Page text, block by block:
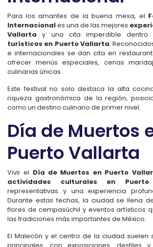
Para los amantes de la buena mesa, el
Internacionales una de las mejores
Vallarta y una cita imperdible
turísticos en Puerto Vallarta.
e internacionales se dan cita en
ofrecer menús especiales, cenas
culinarias únicas.
Este festival no solo destaca la alta
riqueza gastronómica de la región,
como un destino culinario de primer nivel.
Día de Muertos
Puerto Vallarta
Vivir el Día de Muertos en Puerto
actividades culturales en Puerto
representativas y una experiencia
Durante estas fechas, la ciudad se llena
flores de cempasúchil y eventos artísticos
las tradiciones más importantes de México.
El Malecón y el centro de la ciudad suelen
principales, con exposiciones, desfiles